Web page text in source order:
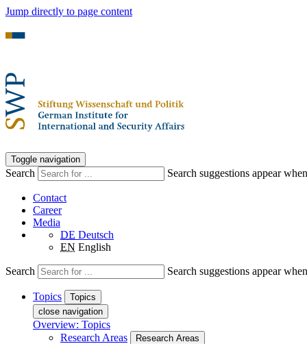
Jump directly to page content
Toggle navigation
Search Search suggestions appear
Contact
Career
Media
DE Deutsch
EN English
Search Search suggestions appear
Topics
Topics
close navigation
Overview: Topics
Research Areas
Research Areas